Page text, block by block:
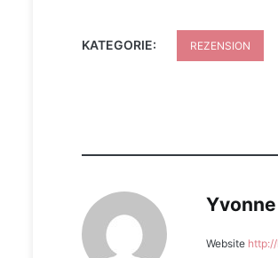
KATEGORIE: REZENSION
Website